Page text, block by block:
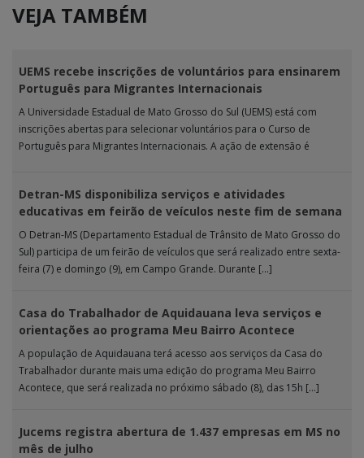
VEJA TAMBÉM
UEMS recebe inscrições de voluntários para ensinarem
Português para Migrantes Internacionais
A Universidade Estadual de Mato Grosso do Sul (UEMS) está com
inscrições abertas para selecionar voluntários para o Curso de
Português para Migrantes Internacionais. A ação de extensão é
Detran-MS disponibiliza serviços e atividades
educativas em feirão de veículos neste fim de semana
O Detran-MS (Departamento Estadual de Trânsito de Mato Grosso do
Sul) participa de um feirão de veículos que será realizado entre sexta-
feira (7) e domingo (9), em Campo Grande. Durante […]
Casa do Trabalhador de Aquidauana leva serviços e
orientações ao programa Meu Bairro Acontece
A população de Aquidauana terá acesso aos serviços da Casa do
Trabalhador durante mais uma edição do programa Meu Bairro
Acontece, que será realizada no próximo sábado (8), das 15h […]
Jucems registra abertura de 1.437 empresas em MS no
mês de julho